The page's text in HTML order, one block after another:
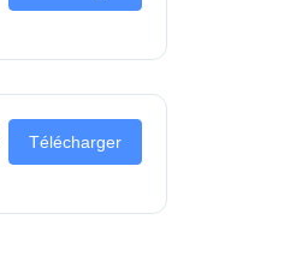
Télécharger